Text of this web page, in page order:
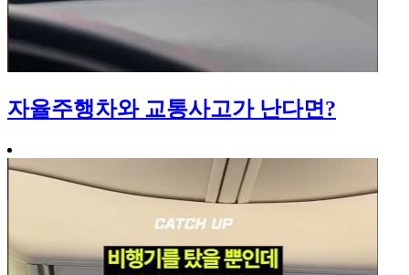
자율주행차와 교통사고가 난다면?